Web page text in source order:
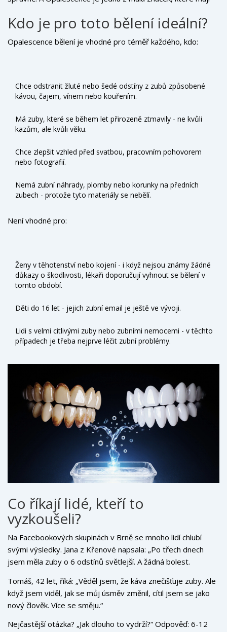
roku 2001. Více než 15 milionů pacientů po celém světě ji
použilo - včetně mnoha dentistů v Brně, Praze nebo
Ostravě.
Kdo je pro toto bělení ideální?
Opalescence bělení je vhodné pro téměř každého, kdo:
Chce odstranit žluté nebo šedé odstíny z zubů způsobené
kávou, čajem, vínem nebo kouřením.
Má zuby, které se během let přirozeně ztmavily - ne kvůli
kazům, ale kvůli věku.
Chce zlepšit vzhled před svatbou, pracovním pohovorem
nebo fotografií.
Nemá zubní náhrady, plomby nebo korunky na předních
zubech - protože tyto materiály se nebělí.
Není vhodné pro:
Ženy v těhotenství nebo kojení - i když nejsou známy žádné
důkazy o škodlivosti, lékaři doporučují vyhnout se bělení v
tomto období.
Děti do 16 let - jejich zubní email je ještě ve vývoji.
Lidi s velmi citlivými zuby nebo zubními nemocemi - v těchto
případech je třeba nejprve léčit zubní problémy.
Co říkají lidé, kteří to
vyzkoušeli?
Na Facebookových skupinách v Brně se mnoho lidí chlubí
svými výsledky. Jana z Křenové napsala: „Po třech dnech
jsem měla zuby o 6 odstínů světlejší. A žádná bolest.
Tomáš, 42 let, říká: „Věděl jsem, že káva znečišťuje zuby. Ale
když jsem viděl, jak se můj úsměv změnil, cítil jsem se jako
nový člověk. Více se směju.“
Nejčastější otázka? „Jak dlouho to vydrží?“ Odpověď: 6-12